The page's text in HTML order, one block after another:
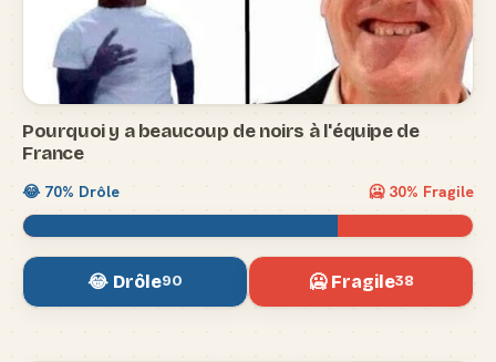
Pourquoi y a beaucoup de noirs à l'équipe de
France
😂 70% Drôle 🥶 30% Fragile
😂 Drôle90 🥶 Fragile38